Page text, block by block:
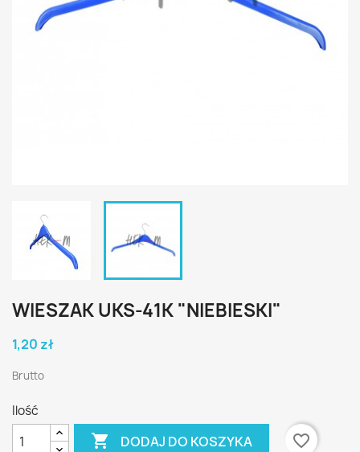
WIESZAK UKS-41K "NIEBIESKI"
1,20 zł
Brutto
Ilość
 DODAJ DO KOSZYKA favorite_border